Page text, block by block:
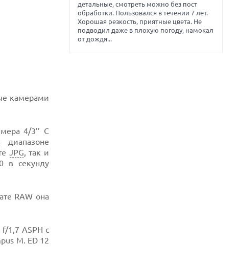
камерами
4/3’’ C
JPG, так и
в секунду
RAW она
1,7 ASPH с
M. ED 12
детальные, смотреть можно без пост
обработки. Пользовался в течении 7 лет.
Хорошая резкость, приятные цвета. Не
подводил даже в плохую погоду, намокал
от дождя...